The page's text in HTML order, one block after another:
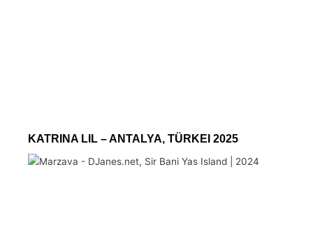
KATRINA LIL – ANTALYA, TÜRKEI 2025